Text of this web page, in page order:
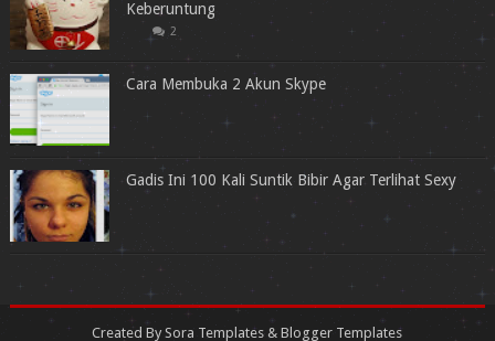
Keberuntung
2
Cara Membuka 2 Akun Skype
Gadis Ini 100 Kali Suntik Bibir Agar Terlihat Sexy
Created BySora Templates &Blogger Templates